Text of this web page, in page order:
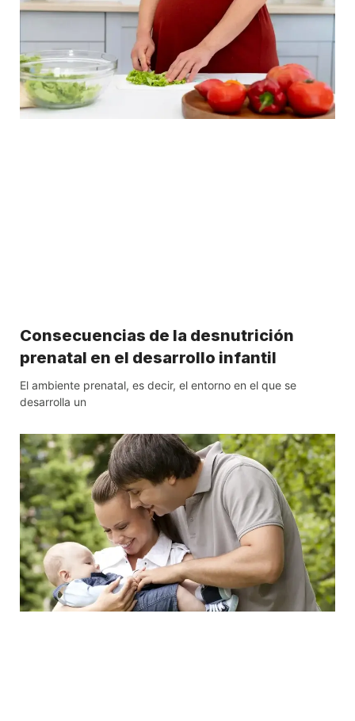
Consecuencias de la desnutrición
prenatal en el desarrollo infantil
El ambiente prenatal, es decir, el entorno en el que se
desarrolla un